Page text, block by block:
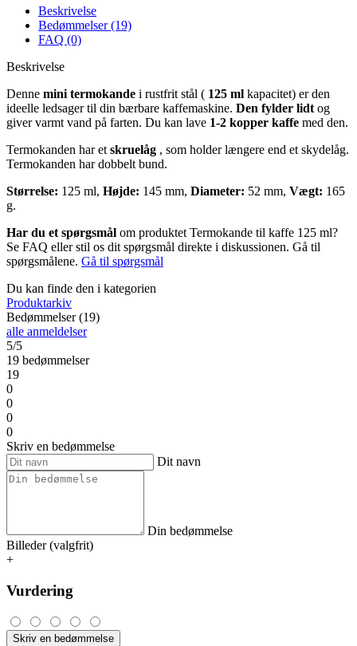
Beskrivelse
Bedømmelser (19)
FAQ (0)
Beskrivelse
Denne mini termokande i rustfrit stål ( 125 ml kapacitet) er den
ideelle ledsager til din bærbare kaffemaskine. Den fylder lidt og
giver varmt vand på farten. Du kan lave 1-2 kopper kaffe med den.
Termokanden har et skruelåg , som holder længere end et skydelåg.
Termokanden har dobbelt bund.
Størrelse: 125 ml, Højde: 145 mm, Diameter: 52 mm, Vægt: 165
g.
Har du et spørgsmål om produktet Termokande til kaffe 125 ml?
Se FAQ eller stil os dit spørgsmål direkte i diskussionen. Gå til
spørgsmålene. Gå til spørgsmål
Du kan finde den i kategorien
Produktarkiv
Bedømmelser (19)
alle anmeldelser
5/5
19 bedømmelser
19
0
0
0
0
Skriv en bedømmelse
Dit navn
Din bedømmelse
Billeder (valgfrit)
+
Vurdering
Skriv en bedømmelse